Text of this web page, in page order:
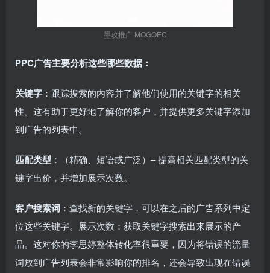
墨攻推广 MOGOEC
PPC广告主要分析这些哪些数据：
关键字 ：跟踪搜索的内容并了解他们使用的关键字的相关
性。这有助于更好地了解你的客户，并提供更多关键字添加
到广告的列表中。
匹配类型 ：（精确、短语或广泛）– 提高相关匹配类型的关
键字出价，并增加展示次数。
客户搜索词 ：查找新的关键字，可以在之后的广告系列中定
位这些关键字。展示次数：获取关键字搜索出来展示的产
品。这对你的李思婷整体转化率很重要，因为将错误的流量
词放到广告列表会非常影响你的排名，还会导致出现在错误